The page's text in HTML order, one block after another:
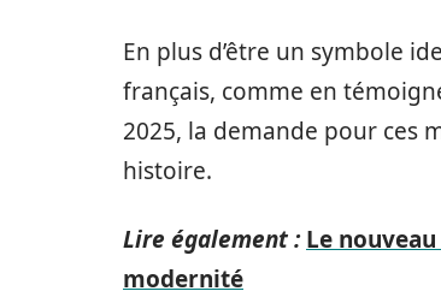
En plus d’être un symbole
français, comme en
2025, la demande pour ces
histoire.
Lire également : Le
modernité